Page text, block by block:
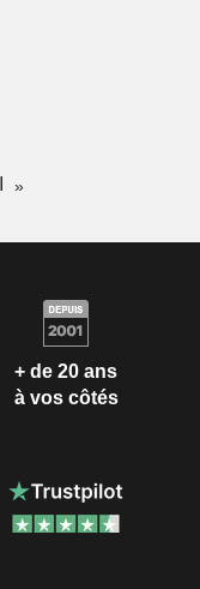
+ de 20 ans
à vos côtés